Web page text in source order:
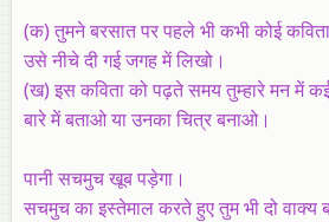
(क) तुमने बरसात पर पहले भी कभी कोई कविता
उसे नीचे दी गई जगह में लिखो।
(ख) इस कविता को पढ़ते समय तुम्हारे मन में
बारे में बताओ या उनका चित्र बनाओ।
पानी सचमुच खूब पड़ेगा।
सचमुचका इस्तेमाल करते हुए तुम भी दो वाक्य